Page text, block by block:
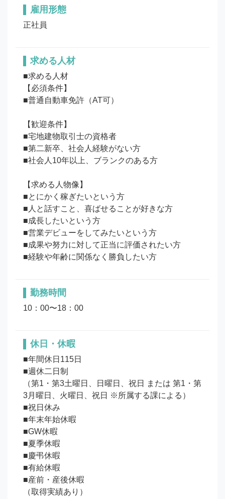
雇用形態
正社員
求める人材
■求める人材
【必須条件】
■普通自動車免許（AT可）
【歓迎条件】
■宅地建物取引士の資格者
■第二新卒、社会人経験がない方
■社会人10年以上、ブランクのある方
【求める人物像】
■とにかく稼ぎたいという方
■人と話すこと、喜ばせることが好きな方
■成長したいという方
■営業デビューをしてみたいという方
■成果や努力に対して正当に評価されたい方
勤務時間
10：00〜18：00
休日・休暇
■年間休日115日
■週休二日制
（第1・第3土曜日、日曜日、祝日 または 第1・第
3月曜日、火曜日、祝日 ※所属する課による）
■祝日休み
■年末年始休暇
■GW休暇
■夏季休暇
■慶弔休暇
■有給休暇
■産前・産後休暇
（取得実績あり）